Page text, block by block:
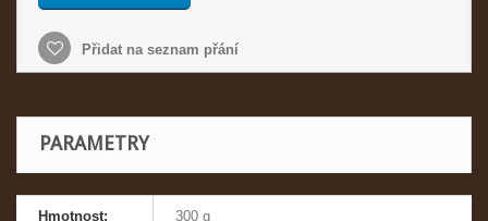
Přidat na seznam přání
PARAMETRY
Hmotnost: 300 g